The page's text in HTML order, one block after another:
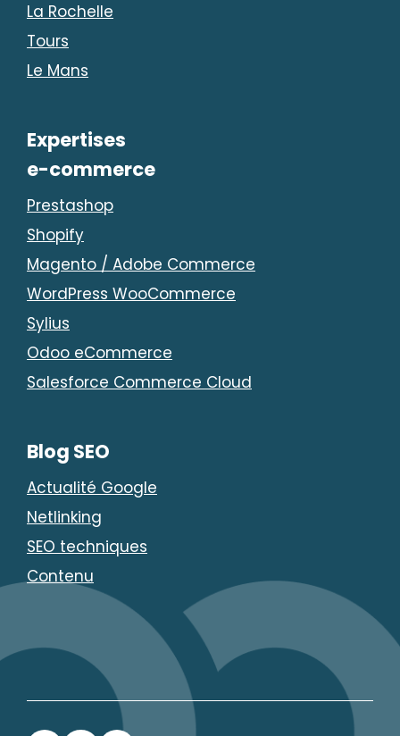
La Rochelle
Tours
Le Mans
Expertises
e-commerce
Prestashop
Shopify
Magento / Adobe Commerce
WordPress WooCommerce
Sylius
Odoo eCommerce
Salesforce Commerce Cloud
Blog SEO
Actualité Google
Netlinking
SEO techniques
Contenu